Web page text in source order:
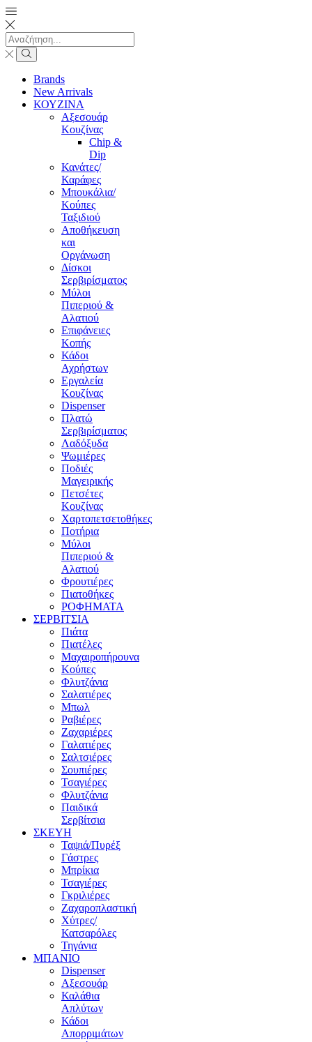
Brands
New Arrivals
ΚΟΥΖΙΝΑ
Αξεσουάρ
Κουζίνας
Chip &
Dip
Κανάτες/
Καράφες
Μπουκάλια/
Κούπες
Ταξιδιού
Αποθήκευση
και
Οργάνωση
Δίσκοι
Σερβιρίσματος
Μύλοι
Πιπεριού &
Αλατιού
Επιφάνειες
Κοπής
Κάδοι
Αχρήστων
Εργαλεία
Κουζίνας
Dispenser
Πλατώ
Σερβιρίσματος
Λαδόξυδα
Ψωμιέρες
Ποδιές
Μαγειρικής
Πετσέτες
Κουζίνας
Χαρτοπετσετοθήκες
Ποτήρια
Μύλοι
Πιπεριού &
Αλατιού
Φρουτιέρες
Πιατοθήκες
ΡΟΦΗΜΑΤΑ
ΣΕΡΒΙΤΣΙΑ
Πιάτα
Πιατέλες
Μαχαιροπήρουνα
Κούπες
Φλυτζάνια
Σαλατιέρες
Μπωλ
Ραβιέρες
Ζαχαριέρες
Γαλατιέρες
Σαλτσιέρες
Σουπιέρες
Τσαγιέρες
Φλυτζάνια
Παιδικά
Σερβίτσια
ΣΚΕΥΗ
Ταψιά/Πυρέξ
Γάστρες
Μπρίκια
Τσαγιέρες
Γκριλιέρες
Ζαχαροπλαστική
Χύτρες/
Κατσαρόλες
Τηγάνια
ΜΠΑΝΙΟ
Dispenser
Αξεσουάρ
Καλάθια
Απλύτων
Κάδοι
Απορριμάτων